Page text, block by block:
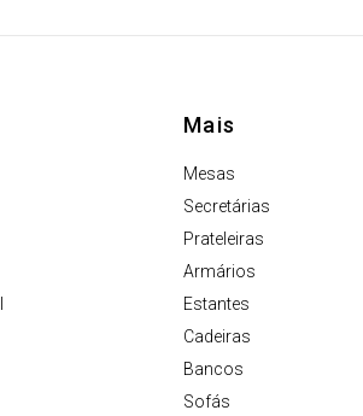
Mais
Mesas
Secretárias
Prateleiras
Armários
Estantes
Cadeiras
Bancos
Sofás